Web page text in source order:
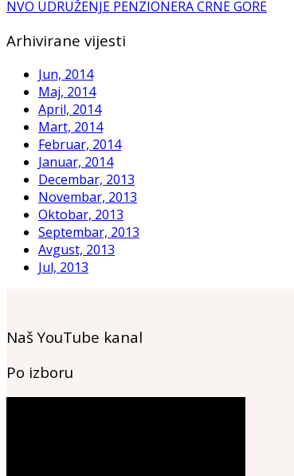
NVO UDRUŽENJE PENZIONERA CRNE GORE
Arhivirane vijesti
Jun, 2014
Maj, 2014
April, 2014
Mart, 2014
Februar, 2014
Januar, 2014
Decembar, 2013
Novembar, 2013
Oktobar, 2013
Septembar, 2013
Avgust, 2013
Jul, 2013
Naš YouTube kanal
Po izboru